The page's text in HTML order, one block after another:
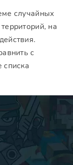
случайных
на
с
списка